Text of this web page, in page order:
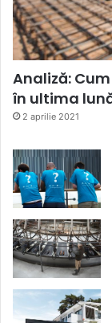
Analiză:
în ultima
2 aprilie 2021